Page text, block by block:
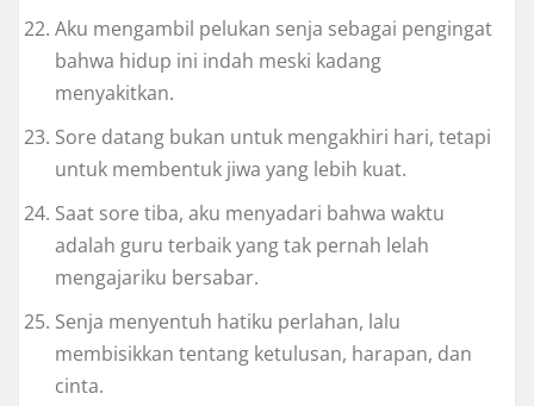
Aku mengambil pelukan senja sebagai pengingat
bahwa hidup ini indah meski kadang
menyakitkan.
Sore datang bukan untuk mengakhiri hari, tetapi
untuk membentuk jiwa yang lebih kuat.
Saat sore tiba, aku menyadari bahwa waktu
adalah guru terbaik yang tak pernah lelah
mengajariku bersabar.
Senja menyentuh hatiku perlahan, lalu
membisikkan tentang ketulusan, harapan, dan
cinta.